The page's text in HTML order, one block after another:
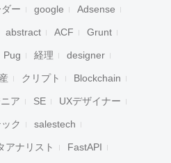
ダー google Adsense
abstract ACF Grunt
Pug 経理 designer
クリプト Blockchain
ア SE UXデザイナー
ク salestech
アナリスト FastAPI